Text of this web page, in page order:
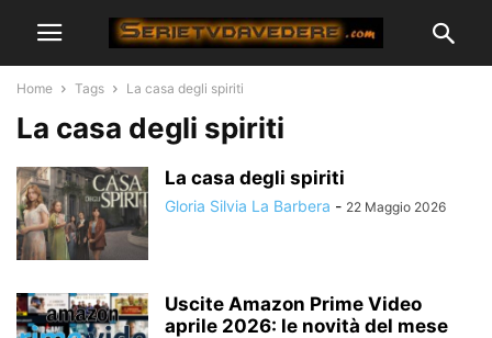
Home Tags La casa degli spiriti
La casa degli spiriti
La casa degli spiriti
Gloria Silvia La Barbera - 22 Maggio 2026
Uscite Amazon Prime Video
aprile 2026: le novità del mese